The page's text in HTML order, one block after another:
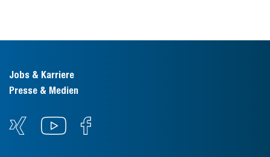
Jobs & Karriere
Presse & Medien